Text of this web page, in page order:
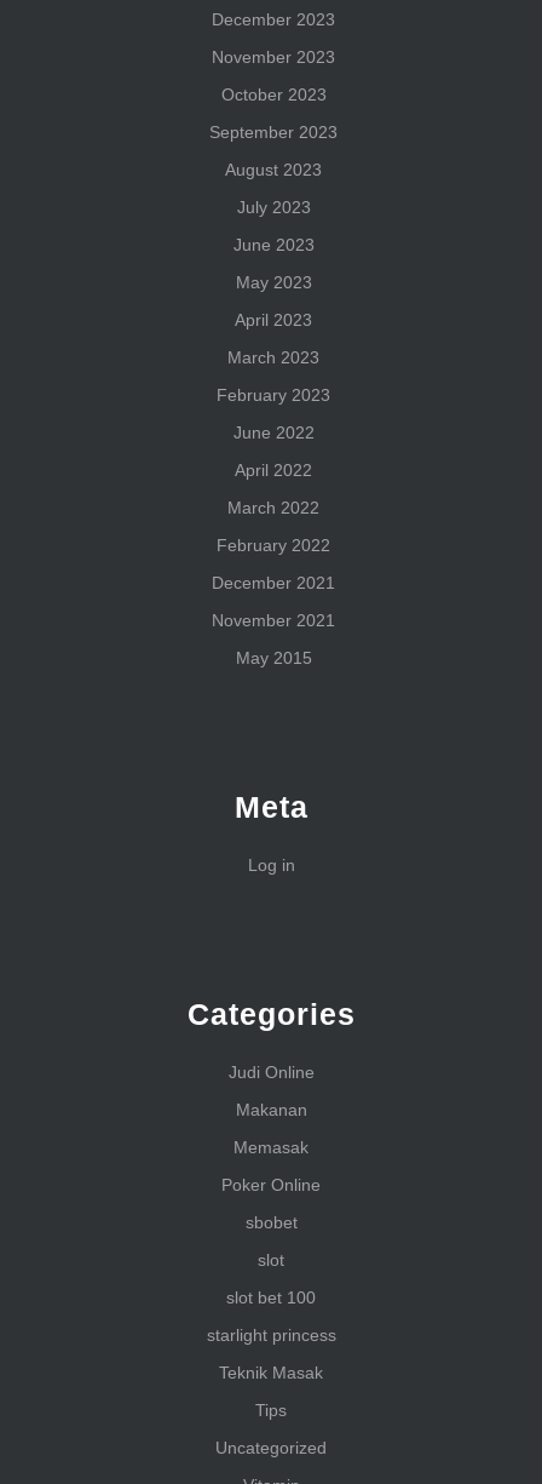
December 2023
November 2023
October 2023
September 2023
August 2023
July 2023
June 2023
May 2023
April 2023
March 2023
February 2023
June 2022
April 2022
March 2022
February 2022
December 2021
November 2021
May 2015
Meta
Log in
Categories
Judi Online
Makanan
Memasak
Poker Online
sbobet
slot
slot bet 100
starlight princess
Teknik Masak
Tips
Uncategorized